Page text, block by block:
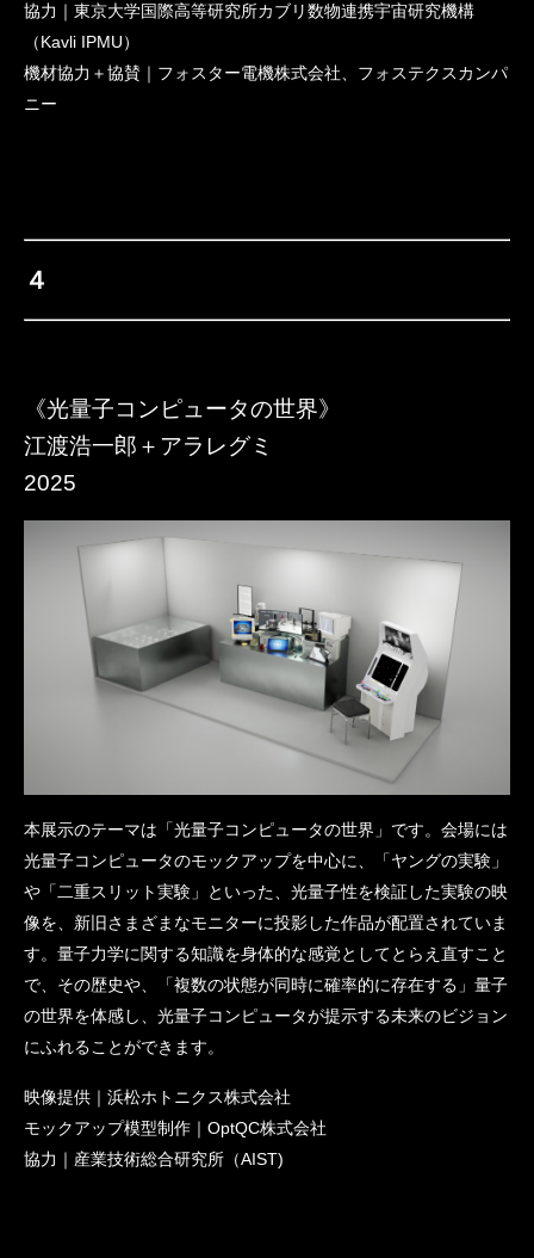
協力｜東京大学国際高等研究所カブリ数物連携宇宙研究機構
（Kavli IPMU）
機材協力＋協賛｜フォスター電機株式会社、フォステクスカンパ
ニー
４
《光量子コンピュータの世界》
江渡浩一郎＋アラレグミ
2025
本展示のテーマは「光量子コンピュータの世界」です。会場には
光量子コンピュータのモックアップを中心に、「ヤングの実験」
や「二重スリット実験」といった、光量子性を検証した実験の映
像を、新旧さまざまなモニターに投影した作品が配置されていま
す。量子力学に関する知識を身体的な感覚としてとらえ直すこと
で、その歴史や、「複数の状態が同時に確率的に存在する」量子
の世界を体感し、光量子コンピュータが提示する未来のビジョン
にふれることができます。
映像提供｜浜松ホトニクス株式会社
モックアップ模型制作｜OptQC株式会社
協力｜産業技術総合研究所（AIST)